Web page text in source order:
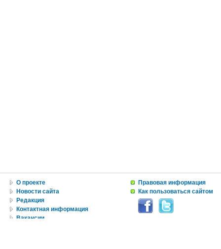
О проекте
Новости сайта
Редакция
Контактная информация
Вакансии
Правовая информация
Как пользоваться сайтом